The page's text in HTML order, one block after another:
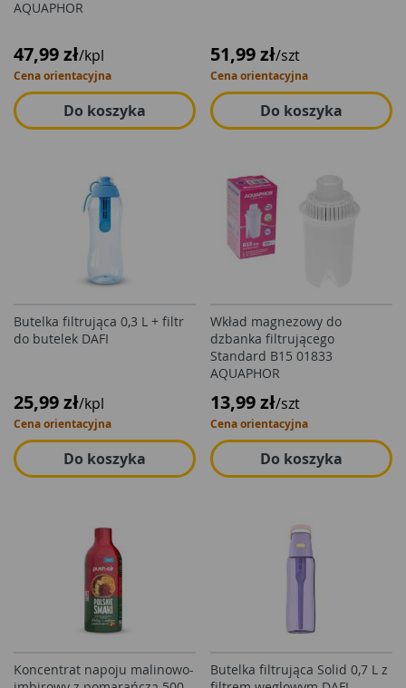
AQUAPHOR
47,99 zł/kpl
Cena orientacyjna
Do koszyka
51,99 zł/szt
Cena orientacyjna
Do koszyka
Butelka filtrująca 0,3 L + filtr
do butelek DAFI
25,99 zł/kpl
Cena orientacyjna
Do koszyka
Wkład magnezowy do
dzbanka filtrującego
Standard B15 01833
AQUAPHOR
13,99 zł/szt
Cena orientacyjna
Do koszyka
Koncentrat napoju malinowo-
Butelka filtrująca Solid 0,7 L z